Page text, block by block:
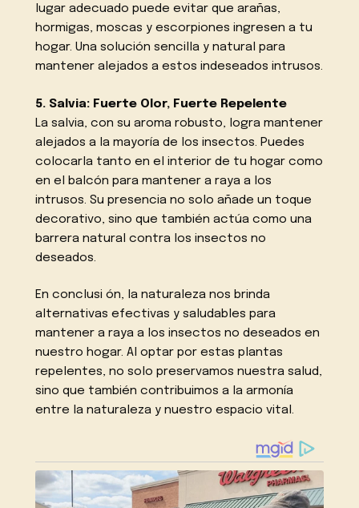
lugar adecuado puede evitar que arañas,
hormigas, moscas y escorpiones ingresen a tu
hogar. Una solución sencilla y natural para
mantener alejados a estos indeseados intrusos.
5. Salvia: Fuerte Olor, Fuerte Repelente
La salvia, con su aroma robusto, logra mantener
alejados a la mayoría de los insectos. Puedes
colocarla tanto en el interior de tu hogar como
en el balcón para mantener a raya a los
intrusos. Su presencia no solo añade un toque
decorativo, sino que también actúa como una
barrera natural contra los insectos no
deseados.
En conclusi ón, la naturaleza nos brinda
alternativas efectivas y saludables para
mantener a raya a los insectos no deseados en
nuestro hogar. Al optar por estas plantas
repelentes, no solo preservamos nuestra salud,
sino que también contribuimos a la armonía
entre la naturaleza y nuestro espacio vital.